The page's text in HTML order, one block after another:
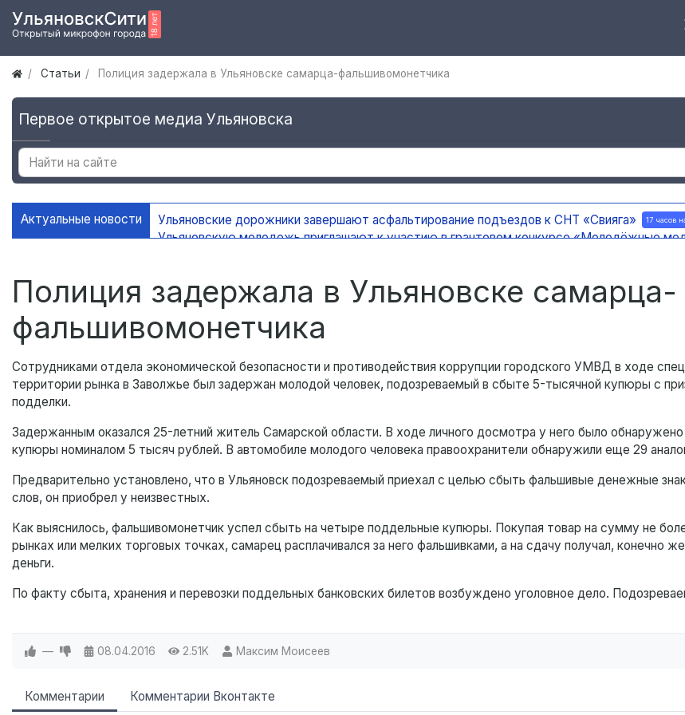
Статьи Полиция задержала в Ульяновске самарца-фальшивомонетчика
Первое открытое медиа Ульяновска
Актуальные новости Ульяновские дорожники завершают асфальтирование подъездов к СНТ «Свияга» 17 часов
Ульяновскую молодежь приглашают к участию в грантовом конкурсе «Молодёжные
Полиция задержала в Ульяновске самарца-
фальшивомонетчика
Сотрудниками отдела экономической безопасности и противодействия коррупции городского УМВД в ходе
территории рынка в Заволжье был задержан молодой человек, подозреваемый в сбыте 5-тысячной купюры с
подделки.
Задержанным оказался 25-летний житель Самарской области. В ходе личного досмотра у него было
купюры номиналом 5 тысяч рублей. В автомобиле молодого человека правоохранители обнаружили еще 29
Предварительно установлено, что в Ульяновск подозреваемый приехал с целью сбыть фальшивые денежные
слов, он приобрел у неизвестных.
Как выяснилось, фальшивомонетчик успел сбыть на четыре поддельные купюры. Покупая товар на сумму не
рынках или мелких торговых точках, самарец расплачивался за него фальшивками, а на сдачу получал, конечно
деньги.
По факту сбыта, хранения и перевозки поддельных банковских билетов возбуждено уголовное дело.
— 08.04.2016 2.51K Максим Моисеев
Комментарии Комментарии Вконтакте